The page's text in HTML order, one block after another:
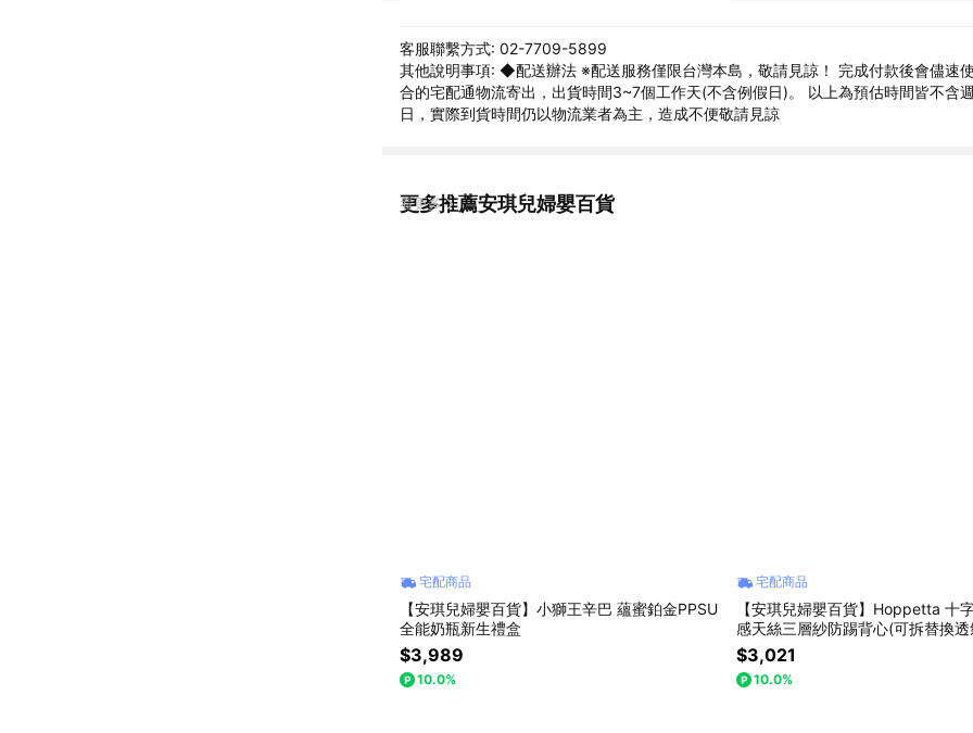
客服聯繫方式: 02-7709-5899
其他說明事項: ◆配送辦法 ※配送服務僅限台灣本島，敬請見諒！ 完成付款後會儘速
合的宅配通物流寄出，出貨時間3~7個工作天(不含例假日)。 以上為預估時間皆不含
日，實際到貨時間仍以物流業者為主，造成不便敬請見諒
更多推薦安琪兒婦嬰百貨
看更多
宅配商品
【安琪兒婦嬰百貨】小獅王辛巴 蘊蜜鉑金PPSU
全能奶瓶新生禮盒
$3,989
10.0%
宅配商品
【安琪兒婦嬰百貨】Hoppetta 十
感天絲三層紗防踢背心(可拆替換
布-0-3歲-粉藍
$3,021
10.0%